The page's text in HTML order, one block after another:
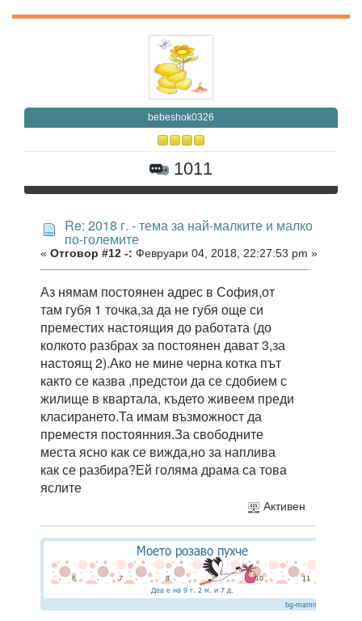
bebeshok0326
1011
Re: 2018 г. - тема за най-малките и малко
по-големите
« Отговор #12 -: Февруари 04, 2018, 22:27:53 pm »
Аз нямам постоянен адрес в София,от
там губя 1 точка,за да не губя още си
преместих настоящия до работата (до
колкото разбрах за постоянен дават 3,за
настоящ 2).Ако не мине черна котка път
както се казва ,предстои да се сдобием с
жилище в квартала, където живеем преди
класирането.Та имам възможност да
преместя постоянния.За свободните
места ясно как се вижда,но за наплива
как се разбира?Ей голяма драма са това
яслите
Активен